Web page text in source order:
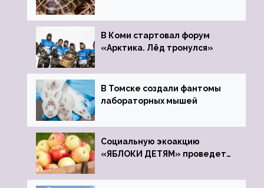
зоопарк
В Коми стартовал форум
«Арктика. Лёд тронулся»
В Томске создали фантомы
лабораторных мышей
Социальную экоакцию
«ЯБЛОКИ ДЕТЯМ» проведет